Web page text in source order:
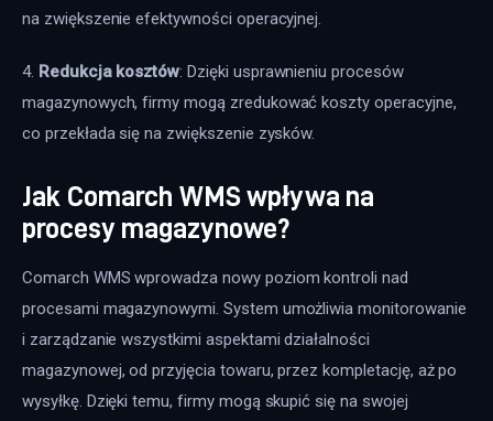
na zwiększenie efektywności operacyjnej.
4. Redukcja kosztów: Dzięki usprawnieniu procesów
magazynowych, firmy mogą zredukować koszty operacyjne,
co przekłada się na zwiększenie zysków.
Jak Comarch WMS wpływa na
procesy magazynowe?
Comarch WMS wprowadza nowy poziom kontroli nad
procesami magazynowymi. System umożliwia monitorowanie
i zarządzanie wszystkimi aspektami działalności
magazynowej, od przyjęcia towaru, przez kompletację, aż po
wysyłkę. Dzięki temu, firmy mogą skupić się na swojej